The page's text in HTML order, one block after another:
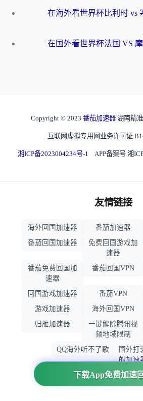
下载App免费加速
Copyright © 2023 番茄加速器 湖南精
互联网虚拟专用网业务许可证
湘ICP备2023004234号-1 APP备案号 湘
友情链接
海外回国加速器 番茄加速器
番茄回国加速器
免费回国游戏加
速器
番茄免费回国加
速器
番茄回国VPN
回国游戏加速器
番茄VPN
游戏加速器
海外回国VPN
归雁加速器
一键解除腾讯视
频地域限制
QQ海外听不了歌
国外打
的加速